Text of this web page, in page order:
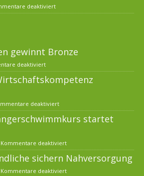
deaktiviert
gewinnt Bronze
deaktiviert
deaktiviert
startet
Kommentare deaktiviert
sichern Nahversorgung
Kommentare deaktiviert